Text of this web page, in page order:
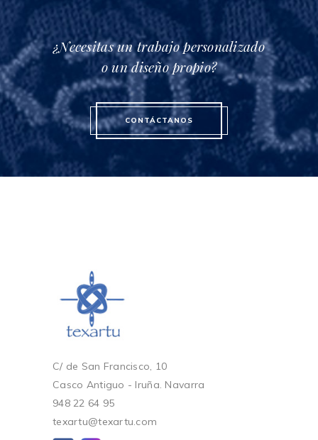
¿Necesitas un trabajo personalizado
o un diseño propio?
CONTÁCTANOS
C/ de San Francisco, 10
Casco Antiguo - Iruña. Navarra
948 22 64 95
texartu@texartu.com